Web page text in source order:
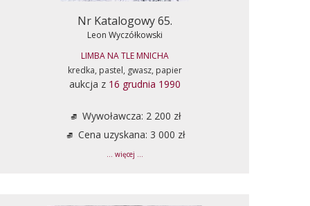
Nr Katalogowy 65.
Leon Wyczółkowski
LIMBA NA TLE MNICHA
kredka, pastel, gwasz, papier
aukcja z 16 grudnia 1990
Wywoławcza: 2 200 zł
Cena uzyskana: 3 000 zł
... więcej ...